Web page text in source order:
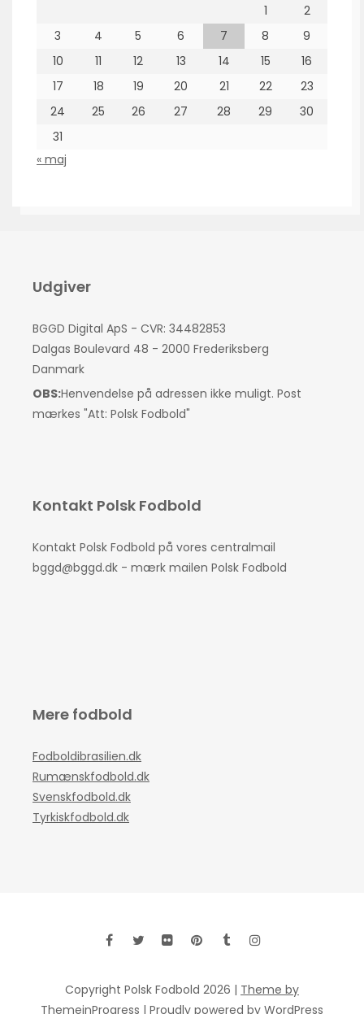
1
2
3
4 5 6 7 8
9
10
11 12 13 14 15
16
17
18 19 20 21 22
23
24
25 26 27 28 29
30
31
« maj
Udgiver
BGGD Digital ApS - CVR: 34482853
Dalgas Boulevard 48 - 2000 Frederiksberg
Danmark
OBS:Henvendelse på adressen ikke muligt. Post
mærkes "Att: Polsk Fodbold"
Kontakt Polsk Fodbold
Kontakt Polsk Fodbold på vores centralmail
bggd@bggd.dk - mærk mailen Polsk Fodbold
Mere fodbold
Fodboldibrasilien.dk
Rumænskfodbold.dk
Svenskfodbold.dk
Tyrkiskfodbold.dk
Copyright Polsk Fodbold 2026 | Theme by
ThemeinProgress | Proudly powered by WordPress